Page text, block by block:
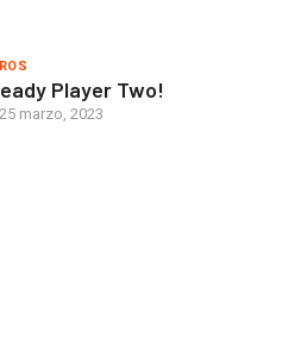
Player Two!
25 marzo, 2023